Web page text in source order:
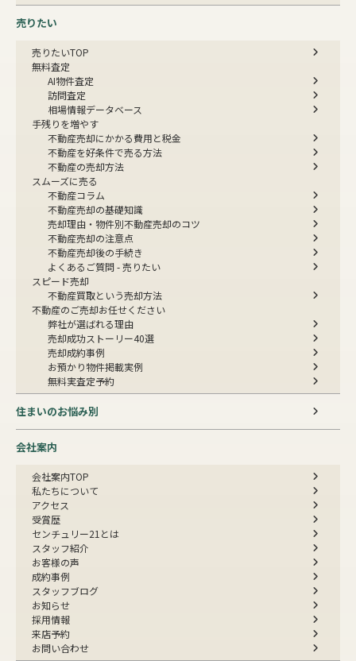
売りたい
売りたいTOP
無料査定
AI物件査定
訪問査定
相場情報データベース
手残りを増やす
不動産売却にかかる費用と税金
不動産を好条件で売る方法
不動産の売却方法
スムーズに売る
不動産コラム
不動産売却の基礎知識
売却理由・物件別不動産売却のコツ
不動産売却の注意点
不動産売却後の手続き
よくあるご質問 - 売りたい
スピード売却
不動産買取という売却方法
不動産のご売却お任せください
弊社が選ばれる理由
売却成功ストーリー40選
売却成約事例
お預かり物件掲載実例
無料実査定予約
住まいのお悩み別
会社案内
会社案内TOP
私たちについて
アクセス
受賞歴
センチュリー21とは
スタッフ紹介
お客様の声
成約事例
スタッフブログ
お知らせ
採用情報
来店予約
お問い合わせ